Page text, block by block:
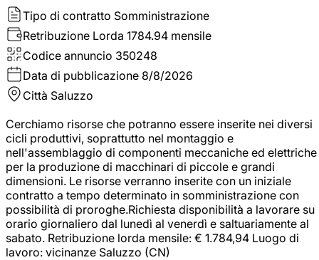
Tipo di contratto Somministrazione
Retribuzione Lorda 1784.94 mensile
Codice annuncio 350248
Data di pubblicazione 8/8/2026
Città Saluzzo
Cerchiamo risorse che potranno essere inserite nei diversi
cicli produttivi, soprattutto nel montaggio e
nell'assemblaggio di componenti meccaniche ed elettriche
per la produzione di macchinari di piccole e grandi
dimensioni. Le risorse verranno inserite con un iniziale
contratto a tempo determinato in somministrazione con
possibilità di proroghe.Richiesta disponibilità a lavorare su
orario giornaliero dal lunedì al venerdì e saltuariamente al
sabato. Retribuzione lorda mensile: € 1.784,94 Luogo di
lavoro: vicinanze Saluzzo (CN)